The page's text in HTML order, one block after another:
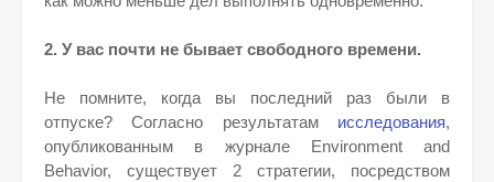
2. У вас почти не бывает свободного времени.
Не помните, когда вы последний раз были в
отпуске? Согласно результатам исследования,
опубликованным в журнале Environment and
Behavior, существует 2 стратегии, посредством